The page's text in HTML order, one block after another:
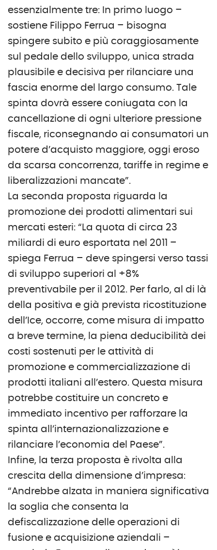
essenzialmente tre: In primo luogo –
sostiene Filippo Ferrua – bisogna
spingere subito e più coraggiosamente
sul pedale dello sviluppo, unica strada
plausibile e decisiva per rilanciare una
fascia enorme del largo consumo. Tale
spinta dovrà essere coniugata con la
cancellazione di ogni ulteriore pressione
fiscale, riconsegnando ai consumatori un
potere d’acquisto maggiore, oggi eroso
da scarsa concorrenza, tariffe in regime e
liberalizzazioni mancate”.
La seconda proposta riguarda la
promozione dei prodotti alimentari sui
mercati esteri: “La quota di circa 23
miliardi di euro esportata nel 2011 –
spiega Ferrua – deve spingersi verso tassi
di sviluppo superiori al +8%
preventivabile per il 2012. Per farlo, al di là
della positiva e già prevista ricostituzione
dell’Ice, occorre, come misura di impatto
a breve termine, la piena deducibilità dei
costi sostenuti per le attività di
promozione e commercializzazione di
prodotti italiani all’estero. Questa misura
potrebbe costituire un concreto e
immediato incentivo per rafforzare la
spinta all’internazionalizzazione e
rilanciare l’economia del Paese”.
Infine, la terza proposta è rivolta alla
crescita della dimensione d’impresa:
“Andrebbe alzata in maniera significativa
la soglia che consenta la
defiscalizzazione delle operazioni di
fusione e acquisizione aziendali –